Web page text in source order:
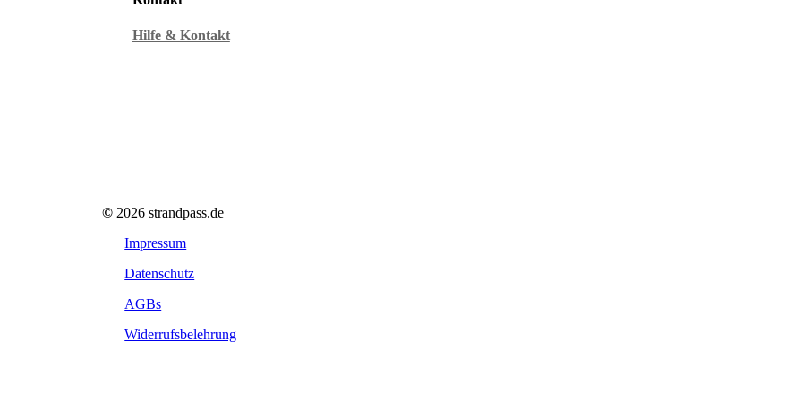
Hilfe & Kontakt
© 2026 strandpass.de
Impressum
Datenschutz
AGBs
Widerrufsbelehrung